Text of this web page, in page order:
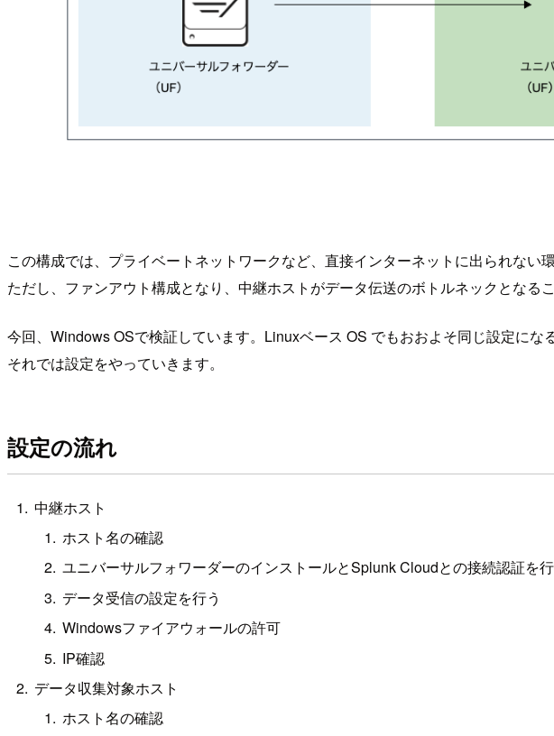
この構成では、プライベートネットワークなど、直接インターネットに出られな
ただし、ファンアウト構成となり、中継ホストがデータ伝送のボトルネックとなる
今回、Windows OSで検証しています。Linuxベース OS でもおおよそ同じ設定にな
それでは設定をやっていきます。
設定の流れ
中継ホスト
ホスト名の確認
ユニバーサルフォワーダーのインストールとSplunk Cloudとの接続認証を
データ受信の設定を行う
Windowsファイアウォールの許可
IP確認
データ収集対象ホスト
ホスト名の確認